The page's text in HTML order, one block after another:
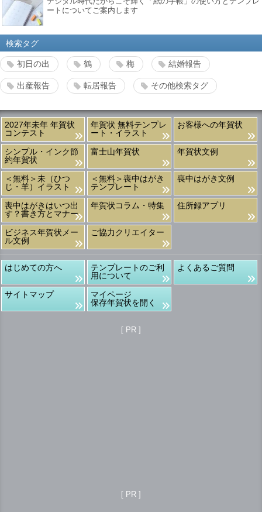
ートについてご案内します
検索タグ
初日の出 鶴 梅 結婚報告
出産報告 転居報告 その他検索タグ
2027年未年 年賀状
コンテスト
年賀状 無料テンプレ
ート・イラスト
お客様への年賀状
シンプル・インク節
約年賀状
富士山年賀状 年賀状文例
＜無料＞未（ひつ
じ・羊）イラスト
＜無料＞喪中はがき
テンプレート
喪中はがき文例
喪中はがきはいつ出
す？書き方とマナー
年賀状コラム・特集 住所録アプリ
ビジネス年賀状メー
ル文例
ご協力クリエイター
はじめての方へ
テンプレートのご利
用について
よくあるご質問
サイトマップ
マイページ
保存年賀状を開く
[ PR ]
[ PR ]